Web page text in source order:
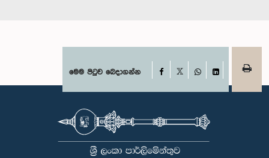
මෙම පිටුව බෙදාගන්න Facebook
WhatsAppLinkedIn